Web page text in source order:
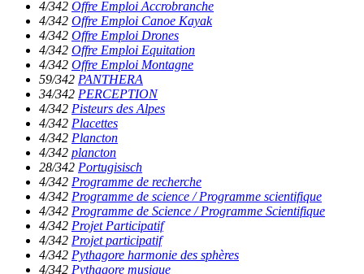
4/342 Offre Emploi Accrobranche
4/342 Offre Emploi Canoe Kayak
4/342 Offre Emploi Drones
4/342 Offre Emploi Equitation
4/342 Offre Emploi Montagne
59/342 PANTHERA
34/342 PERCEPTION
4/342 Pisteurs des Alpes
4/342 Placettes
4/342 Plancton
4/342 plancton
28/342 Portugisisch
4/342 Programme de recherche
4/342 Programme de science / Programme scientifique
4/342 Programme de Science / Programme Scientifique
4/342 Projet Participatif
4/342 Projet participatif
4/342 Pythagore harmonie des sphères
4/342 Pythagore musique